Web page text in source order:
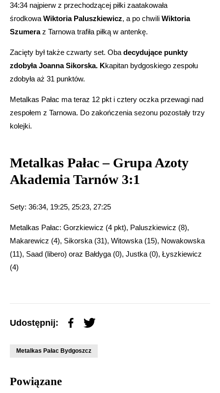
34:34 najpierw z przechodzącej piłki zaatakowała
środkowa Wiktoria Paluszkiewicz, a po chwili Wiktoria
Szumeraz Tarnowa trafiła piłką w antenkę.
Zacięty był także czwarty set. Oba decydujące punkty
zdobyła Joanna Sikorska. Kkapitan bydgoskiego zespołu
zdobyła aż 31 punktów.
Metalkas Pałac ma teraz 12 pkt i cztery oczka przewagi nad
zespołem z Tarnowa. Do zakończenia sezonu pozostały trzy
kolejki.
Metalkas Pałac – Grupa Azoty
Akademia Tarnów 3:1
Sety: 36:34, 19:25, 25:23, 27:25
Metalkas Pałac: Gorzkiewicz (4 pkt), Paluszkiewicz (8),
Makarewicz (4), Sikorska (31), Witowska (15), Nowakowska
(11), Saad (libero) oraz Bałdyga (0), Justka (0), Łyszkiewicz
(4)
Udostępnij:
Metalkas Pałac Bydgoszcz
Powiązane